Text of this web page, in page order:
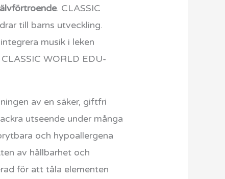
. CLASSIC
till barns utveckling.
musik i leken
WORLD EDU-
av en säker, giftfri
utseende under många
och hypoallergena
av hållbarhet och
för att tåla elementen